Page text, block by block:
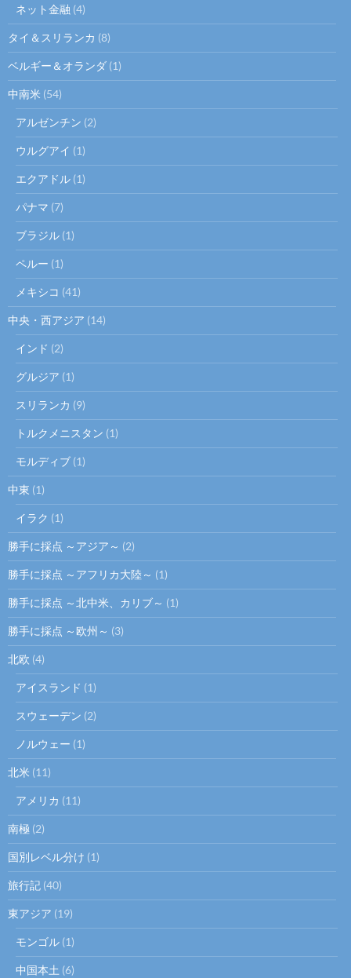
ネット金融 (4)
タイ＆スリランカ (8)
ベルギー＆オランダ (1)
中南米 (54)
アルゼンチン (2)
ウルグアイ (1)
エクアドル (1)
パナマ (7)
ブラジル (1)
ペルー (1)
メキシコ (41)
中央・西アジア (14)
インド (2)
グルジア (1)
スリランカ (9)
トルクメニスタン (1)
モルディブ (1)
中東 (1)
イラク (1)
勝手に採点 ～アジア～ (2)
勝手に採点 ～アフリカ大陸～ (1)
勝手に採点 ～北中米、カリブ～ (1)
勝手に採点 ～欧州～ (3)
北欧 (4)
アイスランド (1)
スウェーデン (2)
ノルウェー (1)
北米 (11)
アメリカ (11)
南極 (2)
国別レベル分け (1)
旅行記 (40)
東アジア (19)
モンゴル (1)
中国本土 (6)